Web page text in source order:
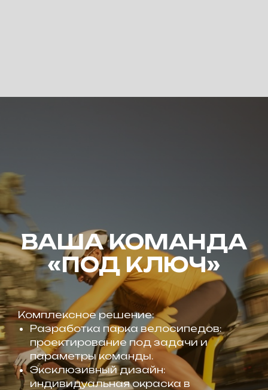
ВАША КОМАНДА
«ПОД КЛЮЧ»
Комплексное решение:
Разработка парка велосипедов:
проектирование под задачи и
параметры команды.
Эксклюзивный дизайн:
индивидуальная окраска в